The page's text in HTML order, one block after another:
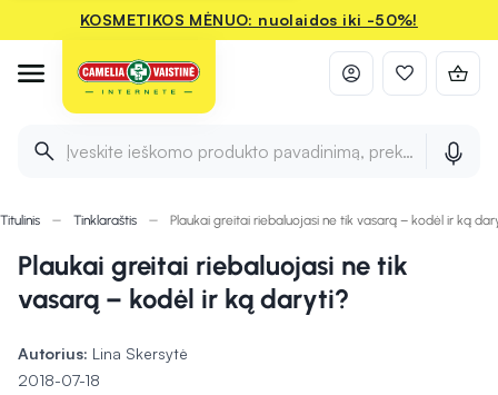
KOSMETIKOS MĖNUO: nuolaidos iki -50%!
Įveskite ieškomo produkto pavadinimą, prekės ženklą ir
Titulinis Tinklaraštis Plaukai greitai riebaluojasi ne tik vasarą – kodėl ir ką
Plaukai greitai riebaluojasi ne tik
vasarą – kodėl ir ką daryti?
Autorius: Lina Skersytė
2018-07-18